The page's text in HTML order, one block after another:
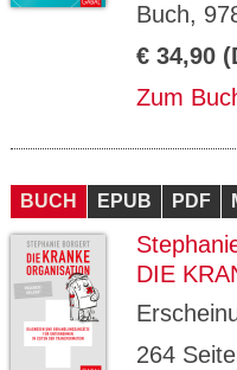
Buch,
€ 34,90
Zum
BUCH EPUB PDF
DIE
264